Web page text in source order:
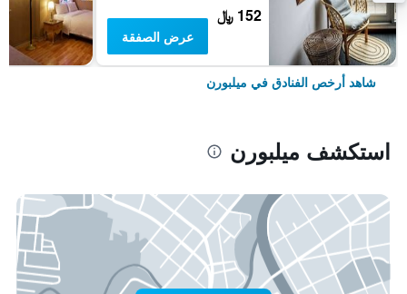
152 ﷼
عرض الصفقة
شاهد أرخص الفنادق في ميلبورن
استكشف ميلبورن